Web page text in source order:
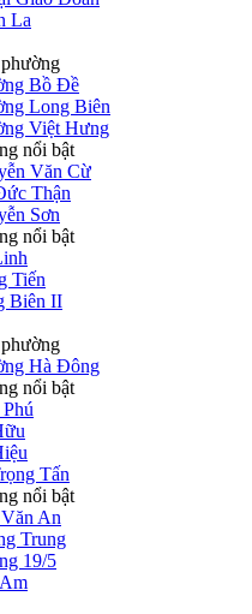
La
Bồ Đề
Long Biên
Việt Hưng
nổi bật
Văn Cừ
Thận
Sơn
nổi bật
Tiến
Biên II
Hà Đông
nổi bật
Tấn
nổi bật
An
Trung
19/5